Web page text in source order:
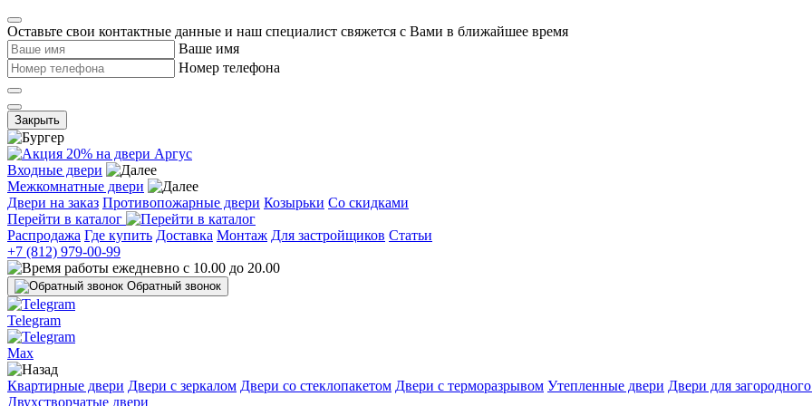
Оставьте свои контактные данные и наш специалист свяжется с Вами в ближайшее время
Ваше имя
Номер телефона
Закрыть
Входные двери
Межкомнатные двери
Двери на заказ Противопожарные двери Козырьки Со скидками
Перейти в каталог
Распродажа Где купить Доставка Монтаж Для застройщиков Статьи
+7 (812) 979-00-99
ежедневно с 10.00 до 20.00
Обратный звонок
Telegram
Max
Квартирные двери Двери с зеркалом Двери со стеклопакетом Двери с терморазрывом Утепленные двери Двери для
Двухстворчатые двери